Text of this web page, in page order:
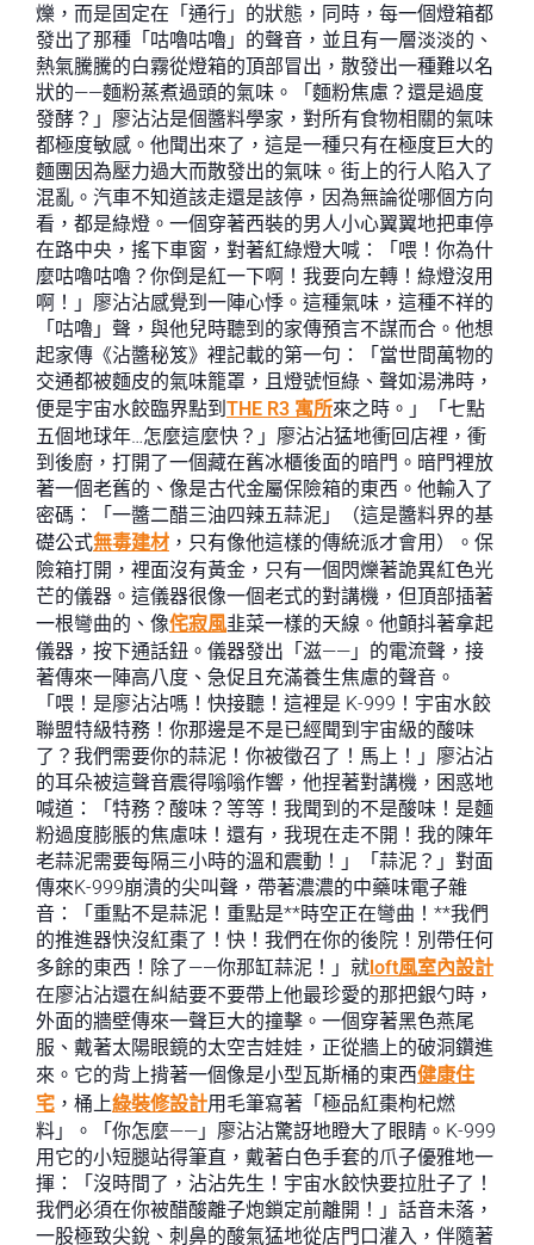
爍，而是固定在「通行」的狀態，同時，每一個燈箱都
發出了那種「咕嚕咕嚕」的聲音，並且有一層淡淡的、
熱氣騰騰的白霧從燈箱的頂部冒出，散發出一種難以名
狀的——麵粉蒸煮過頭的氣味。「麵粉焦慮？還是過度
發酵？」廖沾沾是個醬料學家，對所有食物相關的氣味
都極度敏感。他聞出來了，這是一種只有在極度巨大的
麵團因為壓力過大而散發出的氣味。街上的行人陷入了
混亂。汽車不知道該走還是該停，因為無論從哪個方向
看，都是綠燈。一個穿著西裝的男人小心翼翼地把車停
在路中央，搖下車窗，對著紅綠燈大喊：「喂！你為什
麼咕嚕咕嚕？你倒是紅一下啊！我要向左轉！綠燈沒用
啊！」廖沾沾感覺到一陣心悸。這種氣味，這種不祥的
「咕嚕」聲，與他兒時聽到的家傳預言不謀而合。他想
起家傳《沾醬秘笈》裡記載的第一句：「當世間萬物的
交通都被麵皮的氣味籠罩，且燈號恒綠、聲如湯沸時，
便是宇宙水餃臨界點到 THE R3 寓所來之時。」「七點
五個地球年…怎麼這麼快？」廖沾沾猛地衝回店裡，衝
到後廚，打開了一個藏在舊冰櫃後面的暗門。暗門裡放
著一個老舊的、像是古代金屬保險箱的東西。他輸入了
密碼：「一醬二醋三油四辣五蒜泥」（這是醬料界的基
礎公式無毒建材 ，只有像他這樣的傳統派才會用）。保
險箱打開，裡面沒有黃金，只有一個閃爍著詭異紅色光
芒的儀器。這儀器很像一個老式的對講機，但頂部插著
一根彎曲的、像侘寂風韭菜一樣的天線。他顫抖著拿起
儀器，按下通話鈕。儀器發出「滋——」的電流聲，接
著傳來一陣高八度、急促且充滿養生焦慮的聲音。
「喂！是廖沾沾嗎！快接聽！這裡是 K-999！宇宙水餃
聯盟特級特務！你那邊是不是已經聞到宇宙級的酸味
了？我們需要你的蒜泥！你被徵召了！馬上！」廖沾沾
的耳朵被這聲音震得嗡嗡作響，他捏著對講機，困惑地
喊道：「特務？酸味？等等！我聞到的不是酸味！是麵
粉過度膨脹的焦慮味！還有，我現在走不開！我的陳年
老蒜泥需要每隔三小時的溫和震動！」「蒜泥？」對面
傳來K-999崩潰的尖叫聲，帶著濃濃的中藥味電子雜
音：「重點不是蒜泥！重點是**時空正在彎曲！**我們
的推進器快沒紅棗了！快！我們在你的後院！別帶任何
多餘的東西！除了——你那缸蒜泥！」就loft風室內設計
在廖沾沾還在糾結要不要帶上他最珍愛的那把銀勺時，
外面的牆壁傳來一聲巨大的撞擊。一個穿著黑色燕尾
服、戴著太陽眼鏡的太空吉娃娃，正從牆上的破洞鑽進
來。它的背上揹著一個像是小型瓦斯桶的東西健康住
宅 ，桶上綠裝修設計用毛筆寫著「極品紅棗枸杞燃
料」。「你怎麼——」廖沾沾驚訝地瞪大了眼睛。K-999
用它的小短腿站得筆直，戴著白色手套的爪子優雅地一
揮：「沒時間了，沾沾先生！宇宙水餃快要拉肚子了！
我們必須在你被醋酸離子炮鎖定前離開！」話音未落，
一股極致尖銳、刺鼻的酸氣猛地從店門口灌入，伴隨著